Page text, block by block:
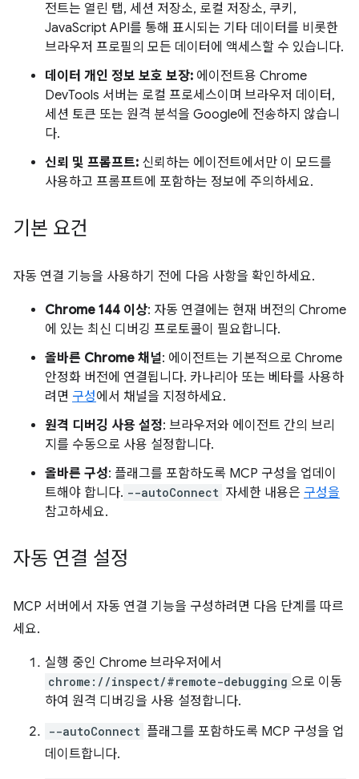
전트는 열린 탭, 세션 저장소, 로컬 저장소, 쿠키,
JavaScript API를 통해 표시되는 기타 데이터를 비롯한
브라우저 프로필의 모든 데이터에 액세스할 수 있습니다.
데이터 개인 정보 보호 보장: 에이전트용 Chrome
DevTools 서버는 로컬 프로세스이며 브라우저 데이터,
세션 토큰 또는 원격 분석을 Google에 전송하지 않습니
다.
신뢰 및 프롬프트: 신뢰하는 에이전트에서만 이 모드를
사용하고 프롬프트에 포함하는 정보에 주의하세요.
기본 요건
자동 연결 기능을 사용하기 전에 다음 사항을 확인하세요.
Chrome 144 이상: 자동 연결에는 현재 버전의 Chrome
에 있는 최신 디버깅 프로토콜이 필요합니다.
올바른 Chrome 채널: 에이전트는 기본적으로 Chrome
안정화 버전에 연결됩니다. 카나리아 또는 베타를 사용하
려면 구성에서 채널을 지정하세요.
원격 디버깅 사용 설정: 브라우저와 에이전트 간의 브리
지를 수동으로 사용 설정합니다.
올바른 구성: 플래그를 포함하도록 MCP 구성을 업데이
트해야 합니다. --autoConnect 자세한 내용은 구성을
참고하세요.
자동 연결 설정
MCP 서버에서 자동 연결 기능을 구성하려면 다음 단계를 따르
세요.
실행 중인 Chrome 브라우저에서
chrome://inspect/#remote-debugging 으로 이동
하여 원격 디버깅을 사용 설정합니다.
--autoConnect 플래그를 포함하도록 MCP 구성을 업
데이트합니다.